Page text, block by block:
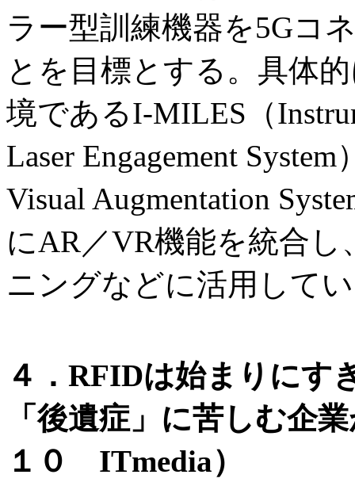
ラー型訓練機器を5Gコ
とを目標とする。具体
境であるI-MILES（
Laser Engagement
Visual Augmentation
にAR／VR機能を統合
ニングなどに活用して
４．RFIDは始まりに
「後遺症」に苦しむ企
１０ ITmedia）